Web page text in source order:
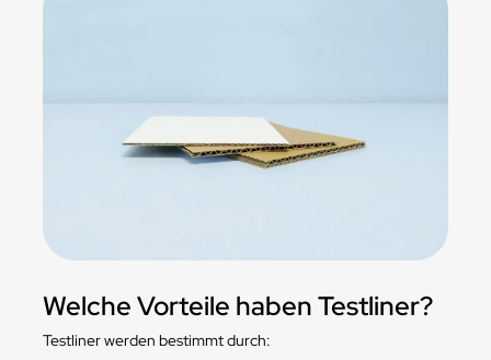
Welche Vorteile haben Testliner?
Testliner werden bestimmt durch: